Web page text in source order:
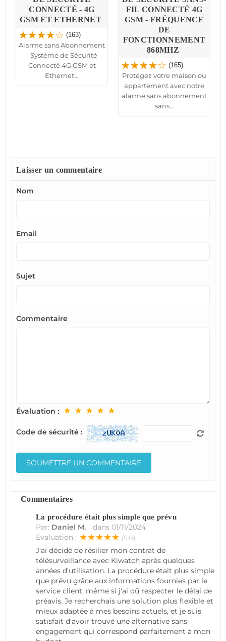
CONNECTÉ - 4G
GSM ET ETHERNET
(163)
Alarme sans Abonnement
- Système de Sécurité
Connecté 4G GSM et
Ethernet...
FIL CONNECTÉ 4G
GSM - FRÉQUENCE
DE
FONCTIONNEMENT
868MHZ
(165)
Protégez votre maison ou
appartement avec notre
alarme sans abonnement
sans...
Laisser un commentaire
Nom
Email
Sujet
Commentaire
Évaluation : ★ ★ ★ ★ ★
Code de sécurité :
Commentaires
La procédure était plus simple que prévu
Par: Daniel M. dans 01/11/2024
Évaluation : ★★★★★ (5.0)
J'ai décidé de résilier mon contrat de
télésurveillance avec Kiwatch après quelques
années d'utilisation. La procédure était plus simple
que prévu grâce aux informations fournies par le
service client, même si j'ai dû respecter le délai de
préavis. Je recherchais une solution plus flexible et
mieux adaptée à mes besoins actuels, et je suis
satisfait d'avoir trouvé une alternative sans
engagement qui correspond parfaitement à mon